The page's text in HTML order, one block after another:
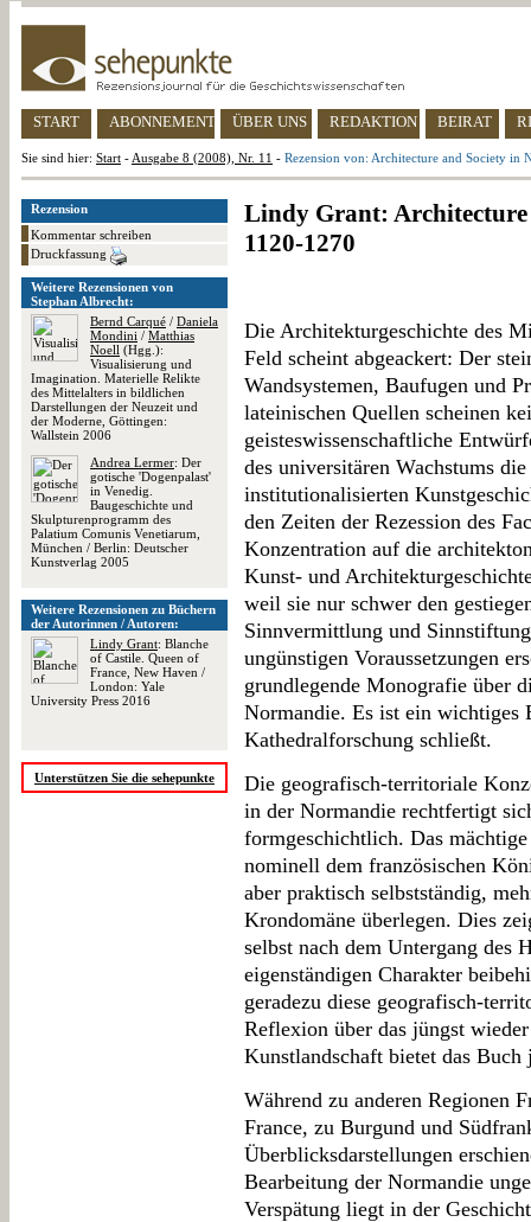
START ABONNEMENT ÜBER UNS REDAKTION BEIRAT
Sie sind hier: Start - Ausgabe 8 (2008), Nr. 11 - Rezension von: Architecture and Society in
Rezension
Kommentar schreiben
Druckfassung
Weitere Rezensionen von
Stephan Albrecht:
Bernd Carqué / Daniela
Mondini / Matthias
Noell (Hgg.):
Visualisierung und
Imagination. Materielle Relikte
des Mittelalters in bildlichen
Darstellungen der Neuzeit und
der Moderne, Göttingen:
Wallstein 2006
Andrea Lermer: Der
gotische 'Dogenpalast'
in Venedig.
Baugeschichte und
Skulpturenprogramm des
Palatium Comunis Venetiarum,
München / Berlin: Deutscher
Kunstverlag 2005
Weitere Rezensionen zu Büchern
der Autorinnen / Autoren:
Lindy Grant: Blanche
of Castile. Queen of
France, New Haven /
London: Yale
University Press 2016
Unterstützen Sie die sehepunkte
Lindy Grant:
1120-1270
Die Architekturgeschichte des
Feld scheint abgeackert: Der
Wandsystemen, Baufugen und
lateinischen Quellen scheinen
geisteswissenschaftliche
des universitären Wachstums
institutionalisierten
den Zeiten der Rezession des
Konzentration auf die
Kunst- und
weil sie nur schwer den
Sinnvermittlung und
ungünstigen Voraussetzungen
grundlegende Monografie über
Normandie. Es ist ein wichtiges
Kathedralforschung schließt.
Die geografisch-territoriale
in der Normandie rechtfertigt
formgeschichtlich. Das
nominell dem französischen
aber praktisch selbstständig,
Krondomäne überlegen. Dies
selbst nach dem Untergang des
eigenständigen Charakter
geradezu diese geografisch-
Reflexion über das jüngst
Kunstlandschaft bietet das Buch
Während zu anderen Regionen
France, zu Burgund und
Überblicksdarstellungen
Bearbeitung der Normandie
Verspätung liegt in der